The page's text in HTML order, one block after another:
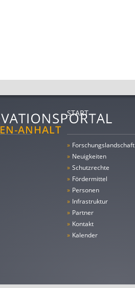
START
» Forschungs­landschaft
» Neuigkeiten
» Schutzrechte
» Fördermittel
» Personen
» Infrastruktur
» Partner
» Kontakt
» Kalender